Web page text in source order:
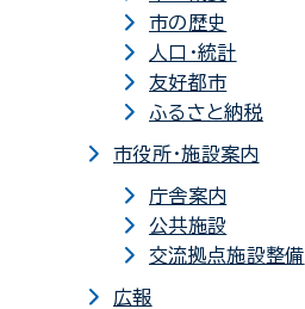
市の歴史
人口・統計
友好都市
ふるさと納税
市役所・施設案内
庁舎案内
公共施設
交流拠点施設整備
広報